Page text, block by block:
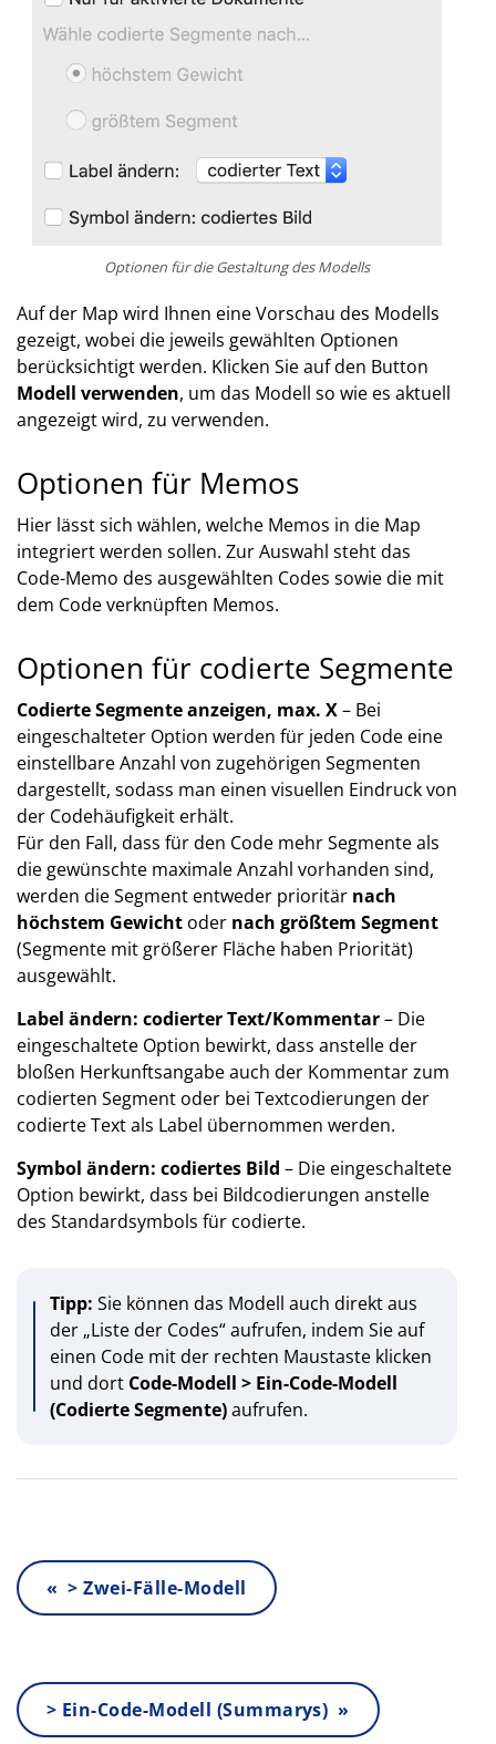
Optionen für die Gestaltung des Modells
Auf der Map wird Ihnen eine Vorschau des Modells
gezeigt, wobei die jeweils gewählten Optionen
berücksichtigt werden. Klicken Sie auf den Button
Modell verwenden, um das Modell so wie es aktuell
angezeigt wird, zu verwenden.
Optionen für Memos
Hier lässt sich wählen, welche Memos in die Map
integriert werden sollen. Zur Auswahl steht das
Code-Memo des ausgewählten Codes sowie die mit
dem Code verknüpften Memos.
Optionen für codierte Segmente
Codierte Segmente anzeigen, max. X– Bei
eingeschalteter Option werden für jeden Code eine
einstellbare Anzahl von zugehörigen Segmenten
dargestellt, sodass man einen visuellen Eindruck von
der Codehäufigkeit erhält.
Für den Fall, dass für den Code mehr Segmente als
die gewünschte maximale Anzahl vorhanden sind,
werden die Segment entweder prioritär nach
höchstem Gewicht oder nach größtem Segment
(Segmente mit größerer Fläche haben Priorität)
ausgewählt.
Label ändern: codierter Text/Kommentar– Die
eingeschaltete Option bewirkt, dass anstelle der
bloßen Herkunftsangabe auch der Kommentar zum
codierten Segment oder bei Textcodierungen der
codierte Text als Label übernommen werden.
Symbol ändern: codiertes Bild – Die eingeschaltete
Option bewirkt, dass bei Bildcodierungen anstelle
des Standardsymbols für codierte.
Tipp: Sie können das Modell auch direkt aus
der „Liste der Codes“ aufrufen, indem Sie auf
einen Code mit der rechten Maustaste klicken
und dort Code-Modell > Ein-Code-Modell
(Codierte Segmente)aufrufen.
« > Zwei-Fälle-Modell
> Ein-Code-Modell (Summarys) »